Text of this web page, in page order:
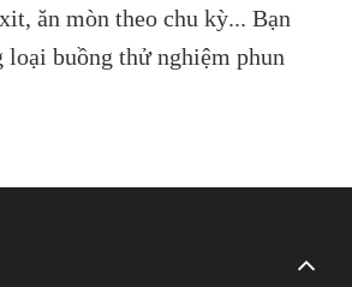
ăn mòn theo chu kỳ... Bạn
loại buồng thử nghiệm phun